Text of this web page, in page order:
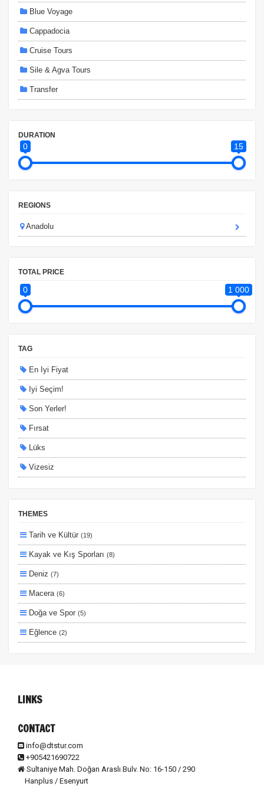
Blue Voyage
Cappadocia
Cruise Tours
Sile & Agva Tours
Transfer
DURATION
0 15
REGIONS
Anadolu
TOTAL PRICE
0 1 000
TAG
En Iyi Fiyat
Iyi Seçim!
Son Yerler!
Fırsat
Lüks
Vizesiz
Planlanan
Otobüs Ile
Uçak Ile
Ekstralar Dahil
THEMES
Tarih ve Kültür (19)
Kayak ve Kış Sporları (8)
Deniz (7)
Macera (6)
Doğa ve Spor (5)
Eğlence (2)
LINKS
CONTACT
info@dtstur.com
+905421690722
Sultaniye Mah. Doğan Araslı Bulv. No: 16-150 / 290
Hanplus / Esenyurt